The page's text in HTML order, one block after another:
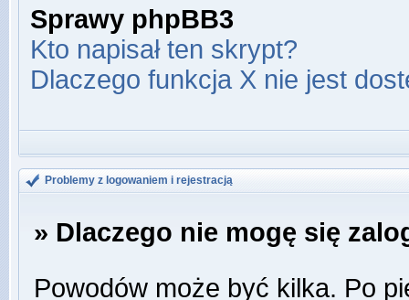
Sprawy phpBB3
Kto napisał ten skrypt?
Dlaczego funkcja X nie jest
Problemy z logowaniem i rejestracją
» Dlaczego nie mogę się
Powodów może być kilka. Po